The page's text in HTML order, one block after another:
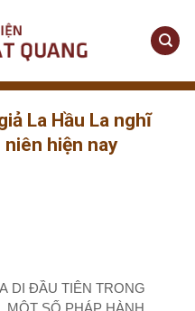
La Hầu La nghĩ
hiện nay
DI ĐẦU TIÊN TRONG
SỐ PHÁP HÀNH